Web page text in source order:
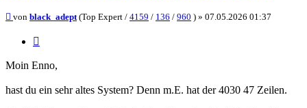
Beitrag
von black_adept(Top Expert / 4159 / 136 / 960 ) » 07.05.2026 01:37
Moin Enno,
hast du ein sehr altes System? Denn m.E. hat der 4030 47 Zeilen.